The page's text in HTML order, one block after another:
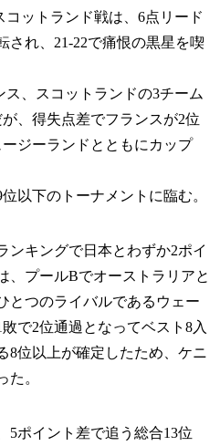
ットランド戦は、6点リード
され、21-22で痛恨の黒星を喫
、スコットランドの3チーム
、得失点差でフランスが2位
ジーランドとともにカップ
以下のトーナメントに臨む。
キングで日本とわずか2ポイ
、プールBでオーストラリアと
とつのライバルであるウェー
で2位通過となってベスト8入
8位以上が確定したため、ケニ
た。
ポイント差で追う総合13位